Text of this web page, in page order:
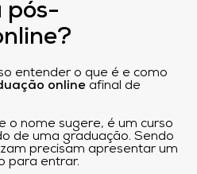
pós-
entender o que é e como
online afinal de
o nome sugere, é um curso
de uma graduação. Sendo
precisam apresentar um
para entrar.